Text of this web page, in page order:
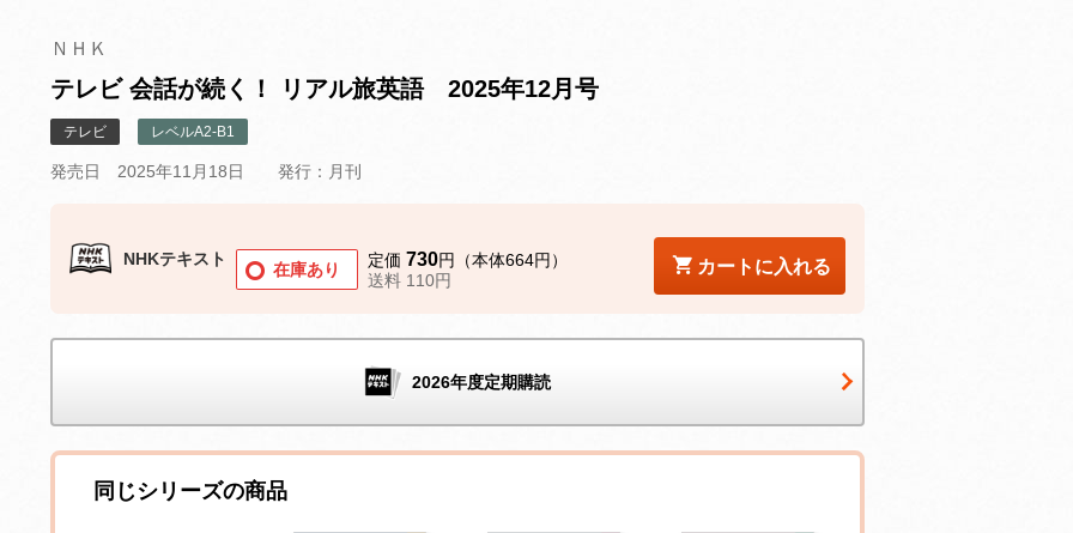
ＮＨＫ
テレビ 会話が続く！ リアル旅英語 2025年12月号
テレビ レベルA2-B1
発売日 2025年11月18日 発行：月刊
NHKテキスト
在庫あり 定価 730円（本体664円）
送料 110円
カートに入れる
2026年度定期購読
同じシリーズの商品